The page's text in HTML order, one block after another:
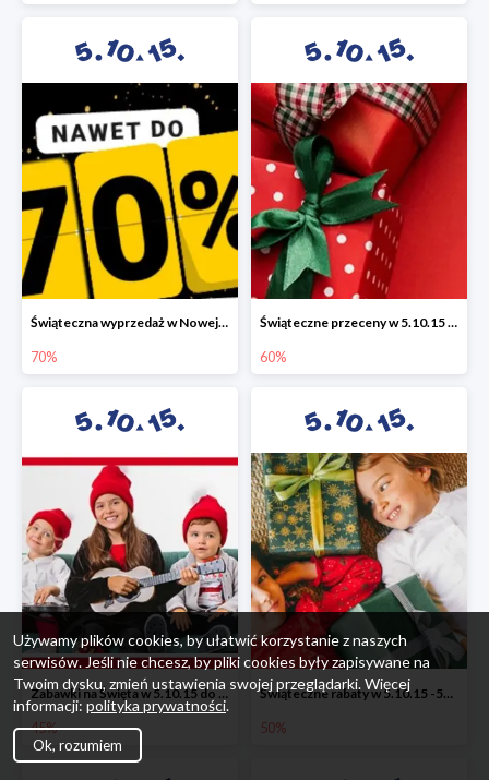
Świąteczna wyprzedaż w Nowej Erze - National Geographic Learning -70%
70%
Świąteczne przeceny w 5.10.15 - wszystkie ubrania -60%
60%
Zabawki na Święta w 5.10.15 do -45%
45%
Świąteczne rabaty w 5.10.15 -50%
50%
Używamy plików cookies, by ułatwić korzystanie z naszych
serwisów. Jeśli nie chcesz, by pliki cookies były zapisywane na
Twoim dysku, zmień ustawienia swojej przeglądarki. Więcej
informacji: polityka prywatności.
Ok, rozumiem